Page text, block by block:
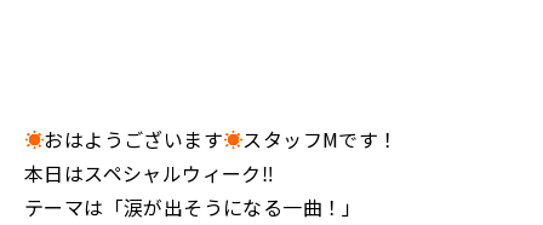
☀️おはようございます☀スタッフMです！
本日はスペシャルウィーク‼︎
テーマは「涙が出そうになる一曲！」